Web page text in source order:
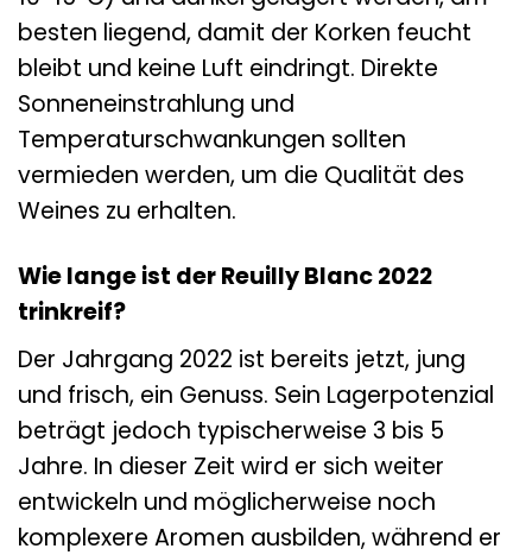
besten liegend, damit der Korken feucht
bleibt und keine Luft eindringt. Direkte
Sonneneinstrahlung und
Temperaturschwankungen sollten
vermieden werden, um die Qualität des
Weines zu erhalten.
Wie lange ist der Reuilly Blanc 2022
trinkreif?
Der Jahrgang 2022 ist bereits jetzt, jung
und frisch, ein Genuss. Sein Lagerpotenzial
beträgt jedoch typischerweise 3 bis 5
Jahre. In dieser Zeit wird er sich weiter
entwickeln und möglicherweise noch
komplexere Aromen ausbilden, während er